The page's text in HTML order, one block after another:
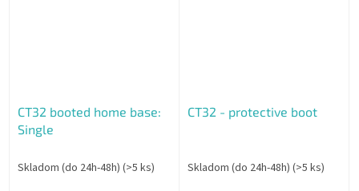
CT32 booted home base:
Single
Skladom (do 24h-48h) (>5 ks)
CT32 - protective boot
Skladom (do 24h-48h) (>5 ks)